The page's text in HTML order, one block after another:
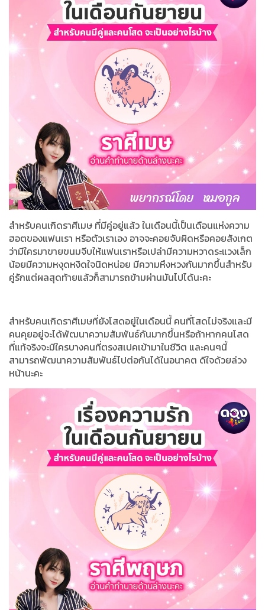
สำหรับคนเกิดราศีเมษ ที่มีคู่อยู่แล้ว ในเดือนนี้เป็นเดือนแห่งความ
ฮอตของแฟนเรา หรือตัวเราเอง อาจจะคอยจับผิดหรือคอยสังเกต
ว่ามีใครมาขายขนมจีบให้แฟนเราหรือเปล่ามีความหวาดระแวงเล็ก
น้อยมีความหงุดหงิดใจนิดหน่อย มีความหึงหวงกันมากขึ้นสำหรับ
คู่รักแต่ผลสุดท้ายแล้วก็สามารถข้ามผ่านมันไปได้นะคะ
สำหรับคนเกิดราศีเมษที่ยังโสดอยู่ในเดือนนี้ คนที่โสดไม่จริงและมี
คนคุยอยู่จะได้พัฒนาความสัมพันธ์กันมากขึ้นหรือถ้าหากคนโสด
ที่แท้จริงจะมีใครบางคนที่ตรงสเปคเข้ามาในชีวิต และคนๆนี้
สามารถพัฒนาความสัมพันธ์ไปต่อกันได้ในอนาคต ดีใจด้วยล่วง
หน้านะคะ